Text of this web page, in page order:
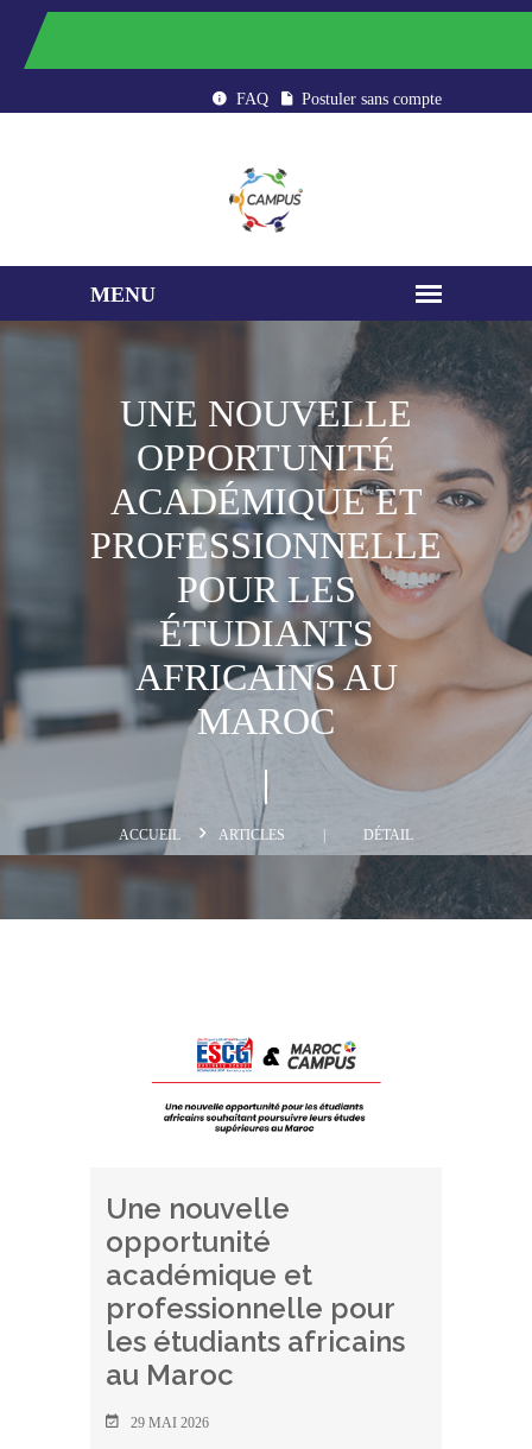
FAQ Postuler sans compte
UNE NOUVELLE
OPPORTUNITÉ
ACADÉMIQUE ET
PROFESSIONNELLE
POUR LES
ÉTUDIANTS
AFRICAINS AU
MAROC
ACCUEIL ARTICLES DÉTAIL
Une nouvelle
opportunité
académique et
professionnelle pour
les étudiants africains
au Maroc
29 MAI 2026